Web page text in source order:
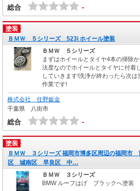
総合 -
塗装
ＢＭＷ ５シリーズ 523i ホイール塗装
ＢＭＷ ５シリーズ
まずはホイールとタイヤ4本の掃除
法度なのでホイールとタイヤに付着
していきます!洗浄が終わったら次
作業です!
株式会社 住野鈑金
千葉県 八街市
総合 -
塗装
ＢＭＷ ３シリーズ 福岡市博多区周辺の福岡
区 城南区 早良区 中…
ＢＭＷ ３シリーズ
BMW ルーフはげ ブラックへ塗装